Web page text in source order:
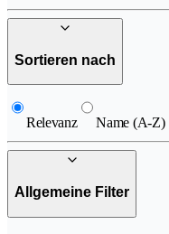
Sortieren nach
Relevanz Name (A-Z)
Allgemeine Filter